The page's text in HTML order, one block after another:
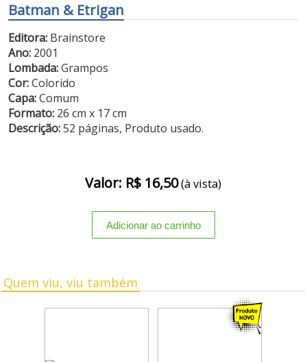
Batman & Etrigan
Editora: Brainstore
Ano: 2001
Lombada:Grampos
Cor:Colorido
Capa:Comum
Formato: 26 cm x 17 cm
Descrição:52 páginas, Produto usado.
Valor: R$ 16,50(à vista)
Quem viu, viu também